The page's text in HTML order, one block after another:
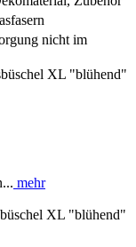
nicht im
XL "blühend"
mehr
XL "blühend"